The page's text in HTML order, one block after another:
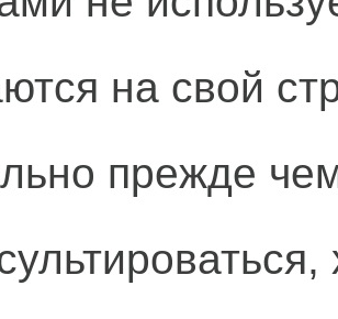
на свой
прежде